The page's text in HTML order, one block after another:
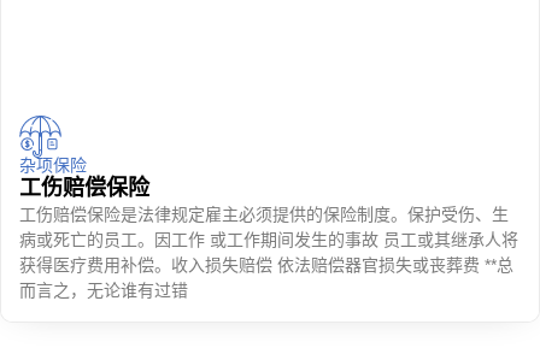
杂项保险
工伤赔偿保险
工伤赔偿保险是法律规定雇主必须提供的保险制度。保护受伤、生
病或死亡的员工。因工作 或工作期间发生的事故 员工或其继承人将
获得医疗费用补偿。收入损失赔偿 依法赔偿器官损失或丧葬费 **总
而言之，无论谁有过错